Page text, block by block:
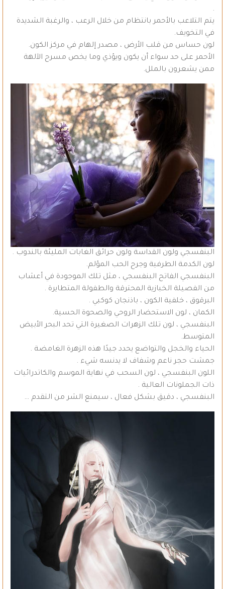
.
يتم التلاعب بالأحمر بانتظام من خلال الرعب ، والرغبة الشديدة
في التخويف.
لون حساس من قلب الأرض ، مصدر إلهام في مركز الكون.
الأحمر على حد سواء أن يكون ويؤذي وما يخص مسرح الآلهة
ممن يشعرون بالملل.
البنفسجي ولون القداسة ولون حرائق الغابات المليئة بالندوب .
لون الكدمة الطرفية وجرح الحب المؤلم.
البنفسجي الفاتح البنفسجي ، مثل تلك الموجودة في أعشاب
من الفصيلة الخبازية المحترقة والطفولة المتطايرة .
البرقوق ، خلفية الكون ، باذنجان كوكبي .
الكمان ، لون الاستحضار الروحي والصحوة الحسية.
البنفسجي ، لون تلك الزهرات الصغيرة التي تحد البحر الأبيض
المتوسط.
الحياء والخجل والتواضع يحدد جيدًا هذه الزهرة الغامضة .
جمشت حجر ناعم وشفاف لا يدنسه شيء .
اللون البنفسجي ، لون السحب في نهاية الموسم والكاتدرائيات
ذات الجملونات العالية .
البنفسجي ، دقيق بشكل فعال ، سيمنع الشر من التقدم …